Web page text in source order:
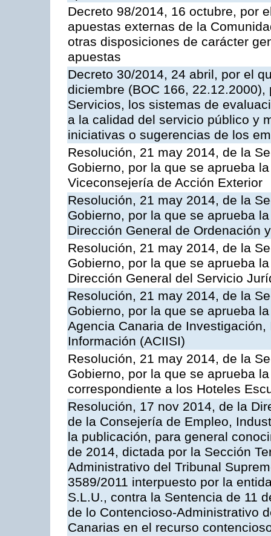
Decreto 98/2014, 16 octubre, por
apuestas externas de la
otras disposiciones de carácter
apuestas
Decreto 30/2014, 24 abril, por el
diciembre (BOC 166,
Servicios, los sistemas de
a la calidad del servicio público y
iniciativas o sugerencias de los
Resolución, 21 may 2014, de la
Gobierno, por la que se aprueba
Viceconsejería de Acción Exterior
Resolución, 21 may 2014, de la
Gobierno, por la que se aprueba
Dirección General de Ordenación
Resolución, 21 may 2014, de la
Gobierno, por la que se aprueba
Dirección General del Servicio
Resolución, 21 may 2014, de la
Gobierno, por la que se aprueba
Agencia Canaria de
Información (ACIISI)
Resolución, 21 may 2014, de la
Gobierno, por la que se aprueba
correspondiente a los Hoteles
Resolución, 17 nov 2014, de la
de la Consejería de Empleo,
la publicación, para general
de 2014, dictada por la Sección
Administrativo del Tribunal
3589/2011 interpuesto por la
S.L.U., contra la Sentencia de 11
de lo Contencioso-Administrativo
Canarias en el recurso